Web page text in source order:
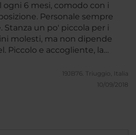
6 mesi, comodo con i
Personale sempre
Stanza un po' piccola per i
molesti, ma non dipende
Piccolo e accogliente, la
rende meno asettica la
19JB76. Triuggio, Italia
10/09/2018